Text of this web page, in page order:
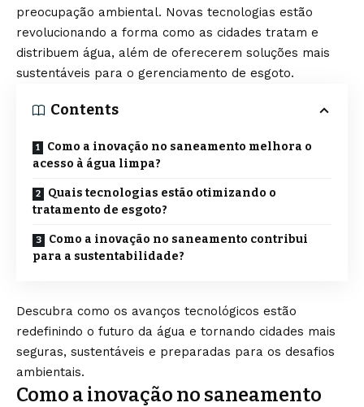
preocupação ambiental. Novas tecnologias estão
revolucionando a forma como as cidades tratam e
distribuem água, além de oferecerem soluções mais
sustentáveis para o gerenciamento de esgoto.
Contents
Como a inovação no saneamento melhora o
acesso à água limpa?
Quais tecnologias estão otimizando o
tratamento de esgoto?
Como a inovação no saneamento contribui
para a sustentabilidade?
Descubra como os avanços tecnológicos estão
redefinindo o futuro da água e tornando cidades mais
seguras, sustentáveis e preparadas para os desafios
ambientais.
Como a inovação no saneamento